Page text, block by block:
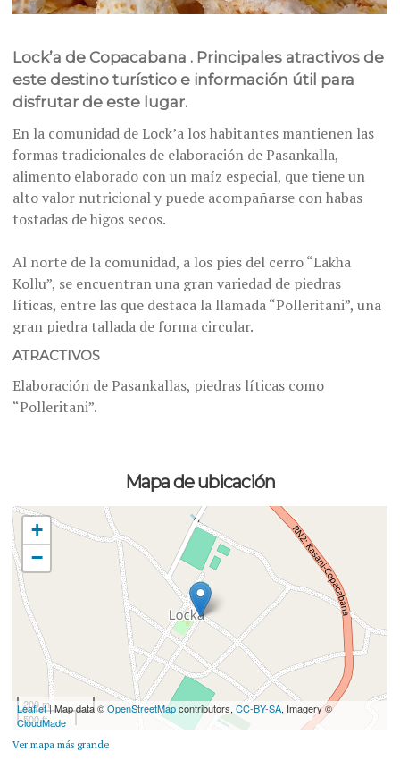
Lock’a de Copacabana . Principales atractivos de
este destino turístico e información útil para
disfrutar de este lugar.
En la comunidad de Lock’a los habitantes mantienen las
formas tradicionales de elaboración de Pasankalla,
alimento elaborado con un maíz especial, que tiene un
alto valor nutricional y puede acompañarse con habas
tostadas de higos secos.
Al norte de la comunidad, a los pies del cerro “Lakha
Kollu”, se encuentran una gran variedad de piedras
líticas, entre las que destaca la llamada “Polleritani”, una
gran piedra tallada de forma circular.
ATRACTIVOS
Elaboración de Pasankallas, piedras líticas como
“Polleritani”.
Mapa de ubicación
+
−
200 m
500 ft
Leaflet| Map data ©OpenStreetMapcontributors,CC-BY-SA, Imagery ©
CloudMade
Ver mapa más grande